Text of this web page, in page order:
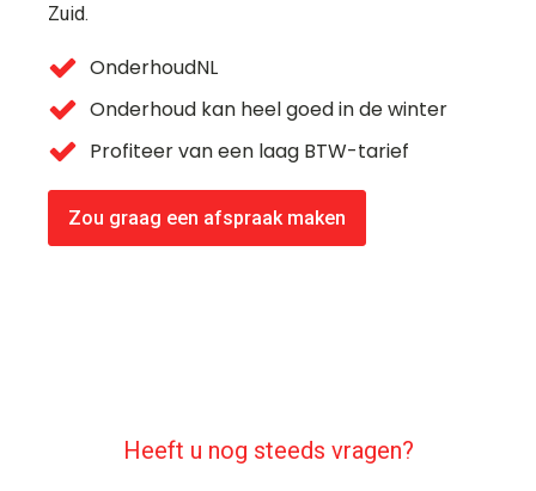
Zuid.
OnderhoudNL
Onderhoud kan heel goed in de winter
Profiteer van een laag BTW-tarief
Zou graag een afspraak maken
Heeft u nog steeds vragen?